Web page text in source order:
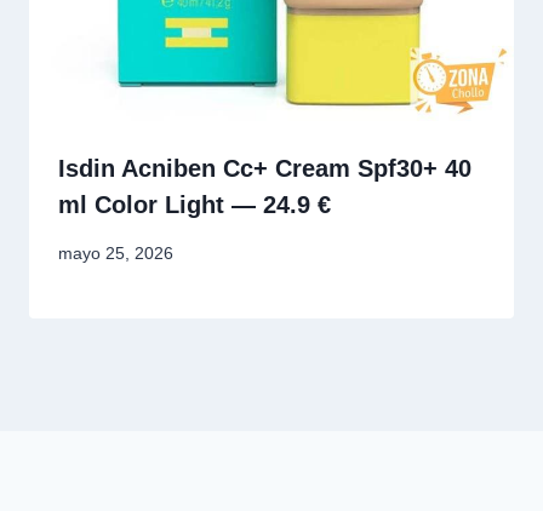
Isdin Acniben Cc+ Cream Spf30+ 40
ml Color Light — 24.9 €
mayo 25, 2026